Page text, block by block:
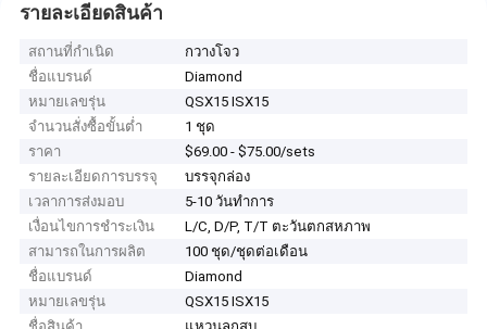
รายละเอียดสินค้า
สถานที่กำเนิด
กวางโจว
ชื่อแบรนด์
Diamond
หมายเลขรุ่น
QSX15 ISX15
จำนวนสั่งซื้อขั้นต่ำ
1 ชุด
ราคา
$69.00 - $75.00/sets
รายละเอียดการบรรจุ
บรรจุกล่อง
เวลาการส่งมอบ
5-10 วันทำการ
เงื่อนไขการชำระเงิน
L/C, D/P, T/T ตะวันตกสหภาพ
สามารถในการผลิต
100 ชุด/ชุดต่อเดือน
ชื่อแบรนด์
Diamond
หมายเลขรุ่น
QSX15 ISX15